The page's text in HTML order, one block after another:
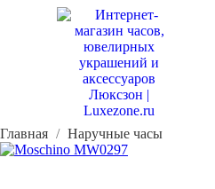
Главная Наручные часы